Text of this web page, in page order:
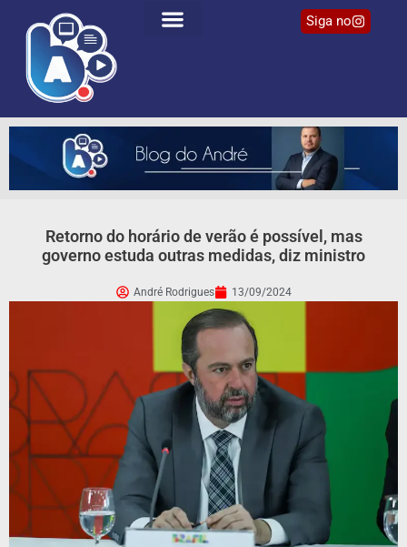
Siga no
Retorno do horário de verão é possível, mas
governo estuda outras medidas, diz ministro
André Rodrigues 13/09/2024